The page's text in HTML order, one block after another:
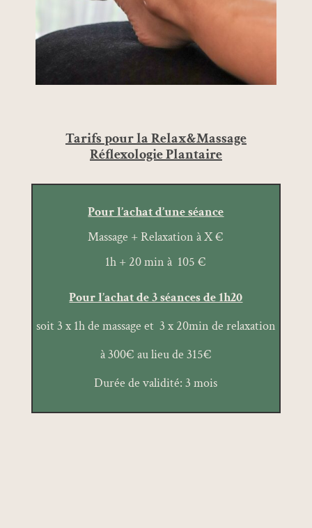
Tarifs pour la Relax&Massage
Réflexologie Plantaire
Pour l’achat d’une séance
Massage + Relaxation à X €
1h + 20 min à 105 €
Pour l’achat de 3 séances de 1h20
soit 3 x 1h de massage et 3 x 20min de relaxation
à 300€ au lieu de 315€
Durée de validité: 3 mois